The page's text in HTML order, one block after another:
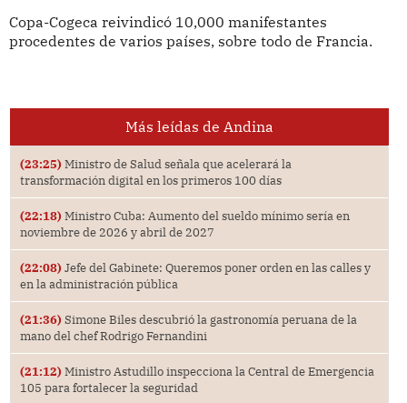
Copa-Cogeca reivindicó 10,000 manifestantes
procedentes de varios países, sobre todo de Francia.
Más leídas de Andina
(23:25) Ministro de Salud señala que acelerará la
transformación digital en los primeros 100 días
(22:18) Ministro Cuba: Aumento del sueldo mínimo sería en
noviembre de 2026 y abril de 2027
(22:08) Jefe del Gabinete: Queremos poner orden en las calles y
en la administración pública
(21:36) Simone Biles descubrió la gastronomía peruana de la
mano del chef Rodrigo Fernandini
(21:12) Ministro Astudillo inspecciona la Central de Emergencia
105 para fortalecer la seguridad